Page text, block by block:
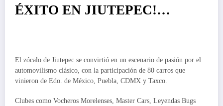
ÉXITO EN JIUTEPEC!…
El zócalo de Jiutepec se convirtió en un escenario de pasión por el
automovilismo clásico, con la participación de 80 carros que
vinieron de Edo. de México, Puebla, CDMX y Taxco.
Clubes como Vocheros Morelenses, Master Cars, Leyendas Bugs